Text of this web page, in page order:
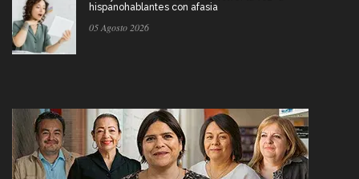
hispanohablantes con afasia
05 Agosto 2026